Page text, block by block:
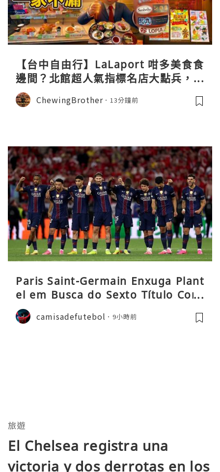
【台中自由行】LaLaport 咁多美食食
邊間？北館超人氣指標名店大點兵，深
度實測日本直送「北丸」職人料理與南
館 LOPIA 超市神級熟食區！
ChewingBrother 13分鐘前
Paris Saint-Germain Enxuga Plant
el em Busca do Sexto Título Cons
ecutivo da Liga
camisadefutebol 9小時前
旅遊
El Chelsea registra una
victoria y dos derrotas en los